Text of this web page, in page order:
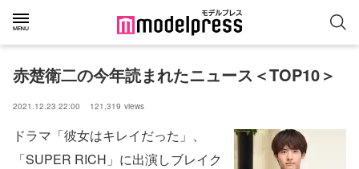
赤楚衛二の今年読まれたニュース＜TOP10＞
2021.12.23 22:00 121,319 views
ドラマ「彼女はキレイだった」、
「SUPER RICH」に出演しブレイク